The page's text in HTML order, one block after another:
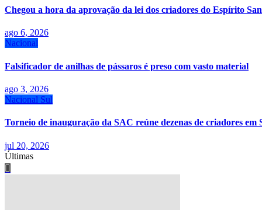
Chegou a hora da aprovação da lei dos criadores do Espírito
ago 6, 2026
Nacional
Falsificador de anilhas de pássaros é preso com vasto material
ago 3, 2026
Nacional Sul
Torneio de inauguração da SAC reúne dezenas de criadores
jul 20, 2026
Últimas